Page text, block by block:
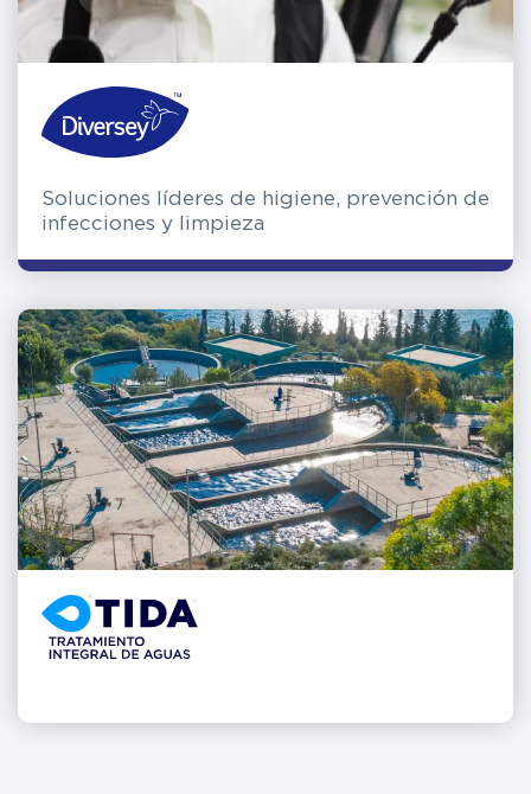
Soluciones líderes de higiene, prevención de
infecciones y limpieza